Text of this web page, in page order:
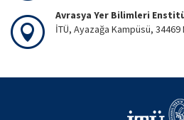
Avrasya Yer Bilimleri
İTÜ, Ayazağa Kampüsü,